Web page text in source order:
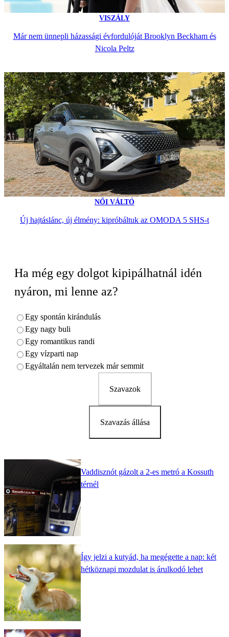
VISZÁLY
Már nem ünnepli házassági évfordulóját Brooklyn Beckham és
Nicola Peltz
NŐI VÁLTÓ
Új hajtáslánc, új élmény: kipróbáltuk az OMODA 5 SHS-t
Ha még egy dolgot kipipálhatnál idén
nyáron, mi lenne az?
Egy spontán kirándulás
Egy nagy buli
Egy romantikus randi
Egy vízparti nap
Egyáltalán nem tervezek már semmit
Szavazok
Szavazás állása
Vaddisznót gázolt a 2-es metró a Kossuth
térnél
Így jelzi a kutyád, ha megégette a nap: két
hétköznapi mozdulat is árulkodó lehet